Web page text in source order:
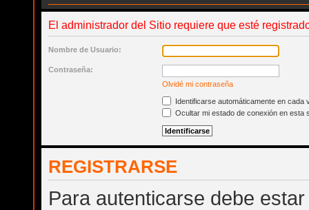
El administrador del Sitio requiere que esté
Nombre de Usuario:
Contraseña:
Olvidé mi contraseña
Identificarse automáticamente en cada
Ocultar mi estado de conexión en esta
REGISTRARSE
Para autenticarse debe